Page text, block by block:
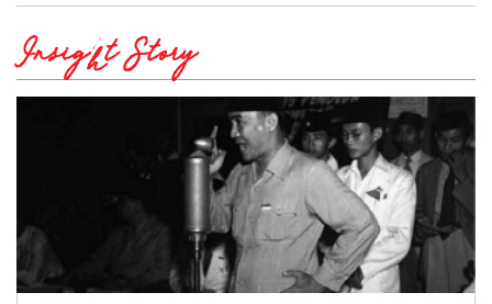
Insight Story